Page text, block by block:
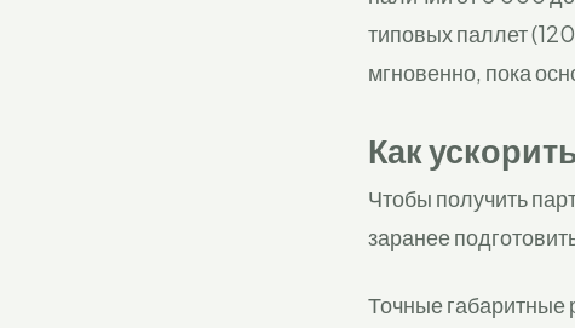
типовых паллет
мгновенно, пока
Как
Чтобы получить
заранее
Точные габаритные